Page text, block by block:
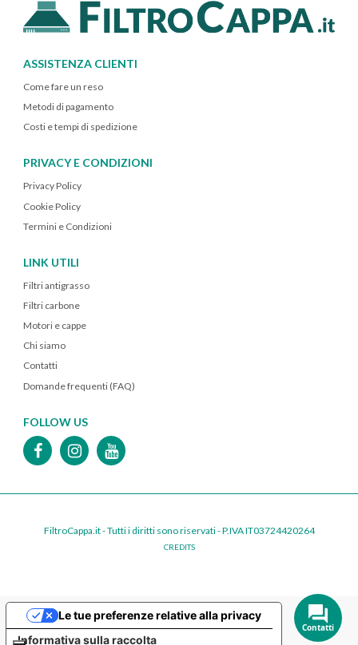
ASSISTENZA CLIENTI
Come fare un reso
Metodi di pagamento
Costi e tempi di spedizione
PRIVACY E CONDIZIONI
Privacy Policy
Cookie Policy
Termini e Condizioni
LINK UTILI
Filtri antigrasso
Filtri carbone
Motori e cappe
Chi siamo
Contatti
Domande frequenti (FAQ)
FOLLOW US
FiltroCappa.it - Tutti i diritti sono riservati - P.IVA IT03724420264
CREDITS
Informativa sulla raccolta
Le tue preferenze relative alla privacy
Contatti